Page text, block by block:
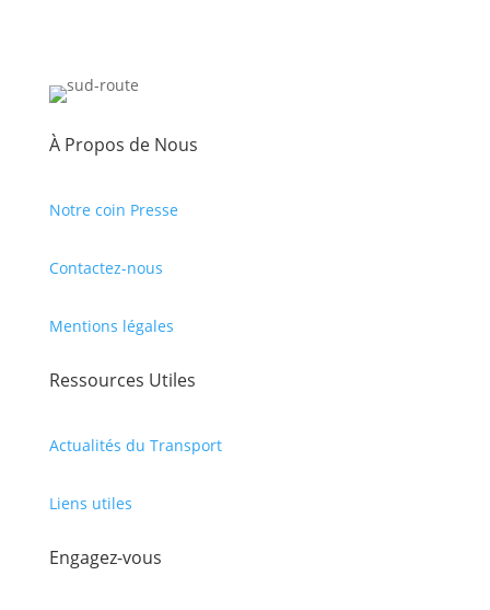
À Propos de Nous
Notre coin Presse
Contactez-nous
Mentions légales
Ressources Utiles
Actualités du Transport
Liens utiles
Engagez-vous